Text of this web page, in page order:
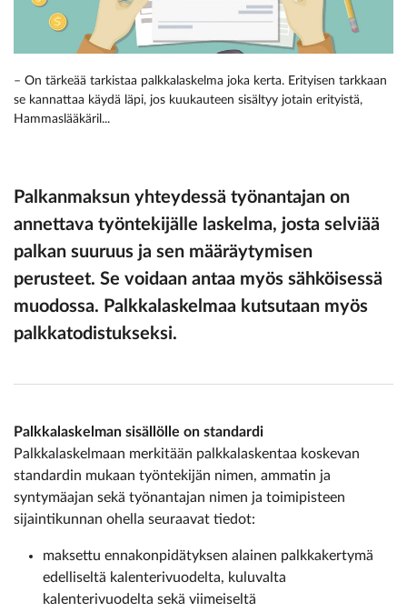
– On tärkeää tarkistaa palkkalaskelma joka kerta. Erityisen tarkkaan
se kannattaa käydä läpi, jos kuukauteen sisältyy jotain erityistä,
Hammaslääkäril...
Palkanmaksun yhteydessä työnantajan on
annettava työntekijälle laskelma, josta selviää
palkan suuruus ja sen määräytymisen
perusteet. Se voidaan antaa myös sähköisessä
muodossa. Palkkalaskelmaa kutsutaan myös
palkkatodistukseksi.
Palkkalaskelman sisällölle on standardi
Palkkalaskelmaan merkitään palkkalaskentaa koskevan
standardin mukaan työntekijän nimen, ammatin ja
syntymäajan sekä työnantajan nimen ja toimipisteen
sijaintikunnan ohella seuraavat tiedot:
maksettu ennakonpidätyksen alainen palkkakertymä
edelliseltä kalenterivuodelta, kuluvalta
kalenterivuodelta sekä viimeiseltä